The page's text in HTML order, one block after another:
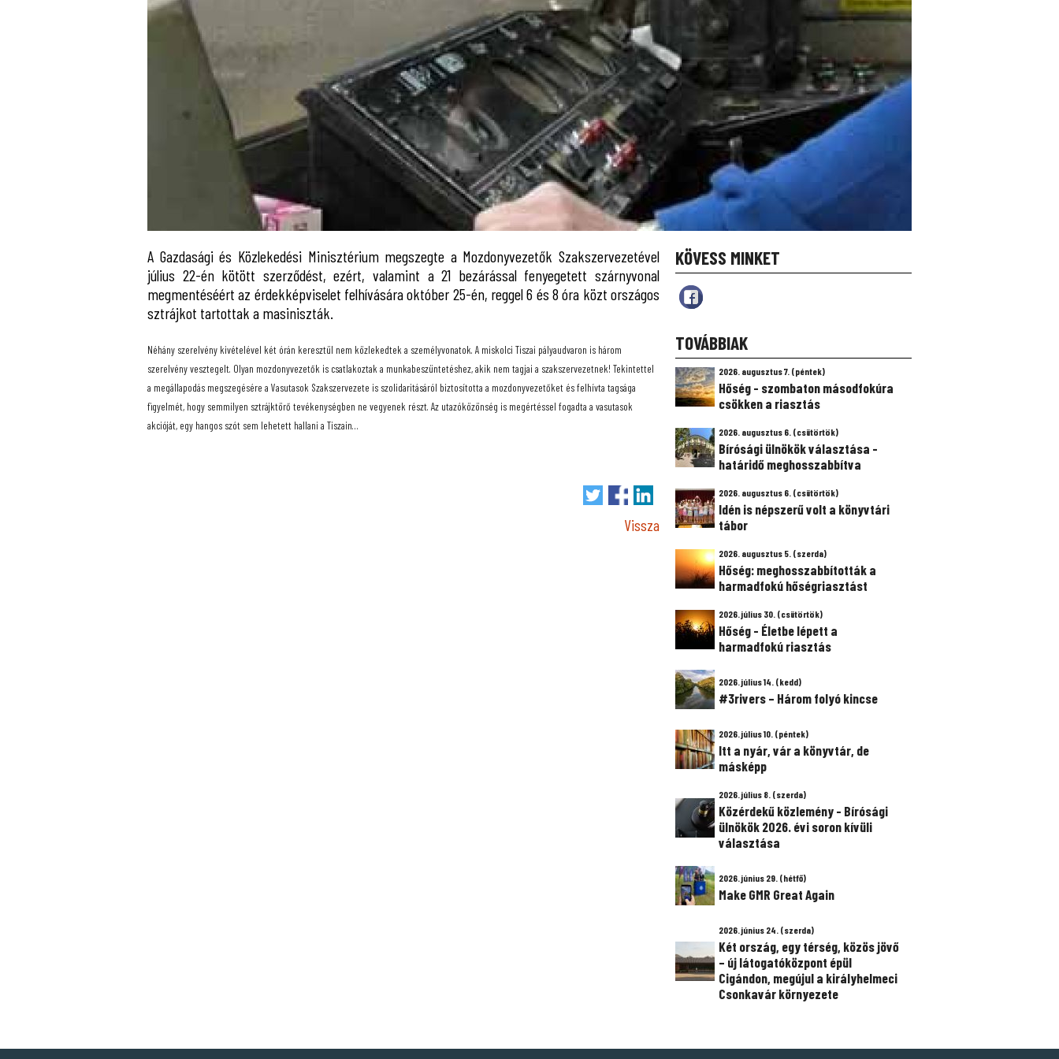
A Gazdasági és Közlekedési Minisztérium megszegte a Mozdonyvezetők Szakszervezetével
július 22-én kötött szerződést, ezért, valamint a 21 bezárással fenyegetett szárnyvonal
megmentéséért az érdekképviselet felhívására október 25-én, reggel 6 és 8 óra közt országos
sztrájkot tartottak a masiniszták.
Néhány szerelvény kivételével két órán keresztül nem közlekedtek a személyvonatok. A miskolci Tiszai pályaudvaron is három
szerelvény vesztegelt. Olyan mozdonyvezetők is csatlakoztak a munkabeszüntetéshez, akik nem tagjai a szakszervezetnek! Tekintettel
a megállapodás megszegésére a Vasutasok Szakszervezete is szolidaritásáról biztosította a mozdonyvezetőket és felhívta tagsága
figyelmét, hogy semmilyen sztrájktörő tevékenységben ne vegyenek részt. Az utazóközönség is megértéssel fogadta a vasutasok
akcióját, egy hangos szót sem lehetett hallani a Tiszain…
Vissza
KÖVESS MINKET
TOVÁBBIAK
2026. augusztus 7. (péntek)
Hőség - szombaton másodfokúra
csökken a riasztás
2026. augusztus 6. (csütörtök)
Bírósági ülnökök választása -
határidő meghosszabbítva
2026. augusztus 6. (csütörtök)
Idén is népszerű volt a könyvtári
tábor
2026. augusztus 5. (szerda)
Hőség: meghosszabbították a
harmadfokú hőségriasztást
2026. július 30. (csütörtök)
Hőség - Életbe lépett a
harmadfokú riasztás
2026. július 14. (kedd)
#3rivers – Három folyó kincse
2026. július 10. (péntek)
Itt a nyár, vár a könyvtár, de
másképp
2026. július 8. (szerda)
Közérdekű közlemény - Bírósági
ülnökök 2026. évi soron kívüli
választása
2026. június 29. (hétfő)
Make GMR Great Again
2026. június 24. (szerda)
Két ország, egy térség, közös jövő
– új látogatóközpont épül
Cigándon, megújul a királyhelmeci
Csonkavár környezete